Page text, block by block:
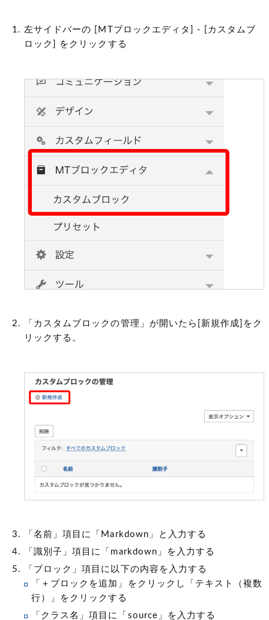
左サイドバーの [MTブロックエディタ] - [カスタムブ
ロック] をクリックする
「カスタムブロックの管理」が開いたら[新規作成]をク
リックする。
「名前」項目に「Markdown」と入力する
「識別子」項目に「markdown」を入力する
「ブロック」項目に以下の内容を入力する
「＋ブロックを追加」をクリックし「テキスト（複数
行）」をクリックする
「クラス名」項目に「source」を入力する